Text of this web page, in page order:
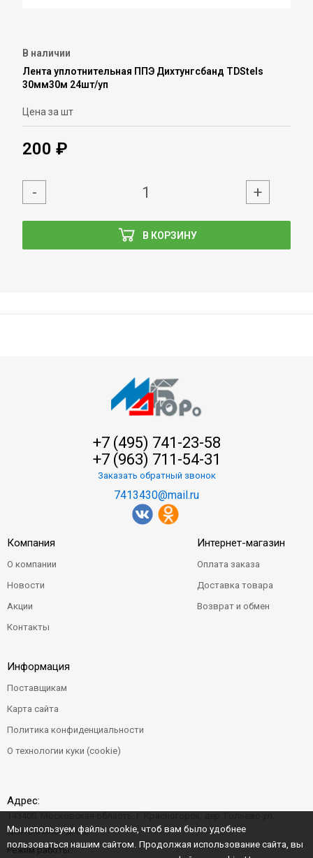
В наличии
Лента уплотнительная ППЭ Дихтунгсбанд TDStels
30мм30м 24шт/уп
Цена за шт
200 ₽
В КОРЗИНУ
- +
+7 (495) 741-23-58
+7 (963) 711-54-31
Заказать обратный звонок
7413430@mail.ru
Компания
О компании
Новости
Акции
Контакты
Интернет-магазин
Оплата заказа
Доставка товара
Возврат и обмен
Информация
Поставщикам
Карта сайта
Политика конфиденциальности
О технологии куки (cookie)
Адрес:
Центральная д. 6"Б"
Режим работы:
Мы используем файлы cookie, чтоб вам было удобнее
пользоваться нашим сайтом. Продолжая использование сайта, вы